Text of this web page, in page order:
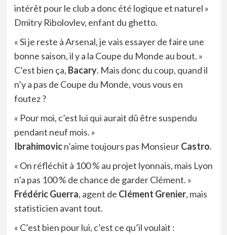
intérêt pour le club a donc été logique et naturel »
Dmitry Ribolovlev, enfant du ghetto.
« Si je reste à Arsenal, je vais essayer de faire une
bonne saison, il y a la Coupe du Monde au bout. »
C’est bien ça, Bacary. Mais donc du coup, quand il
n’y a pas de Coupe du Monde, vous vous en
foutez ?
« Pour moi, c’est lui qui aurait dû être suspendu
pendant neuf mois. »
Ibrahimovicn’aime toujours pas MonsieurCastro.
« On réfléchit à 100 % au projet lyonnais, mais Lyon
n’a pas 100 % de chance de garder Clément. »
Frédéric Guerra, agent de Clément Grenier, mais
statisticien avant tout.
« C’est bien pour lui, c’est ce qu’il voulait :